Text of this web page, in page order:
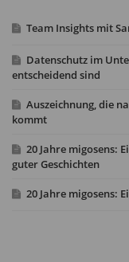
Team Insights mit
Datenschutz im
entscheidend sind
Auszeichnung, die
kommt
20 Jahre migosens:
guter Geschichten
20 Jahre migosens: